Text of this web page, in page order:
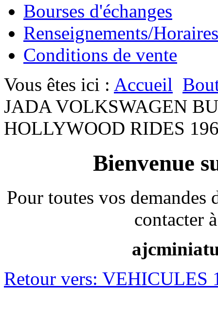
Bourses d'échanges
Renseignements/Horaires
Conditions de vente
Vous êtes ici : Accueil
JADA VOLKSWAGEN
HOLLYWOOD RIDES
Bienvenue
Pour toutes vos
contacter
Retour vers: VEHICULES